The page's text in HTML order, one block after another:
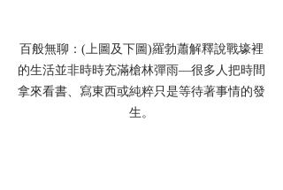
百般無聊：(上圖及下圖)羅勃蕭解釋說戰壕裡
的生活並非時時充滿槍林彈雨—很多人把時間
拿來看書、寫東西或純粹只是等待著事情的發
生。